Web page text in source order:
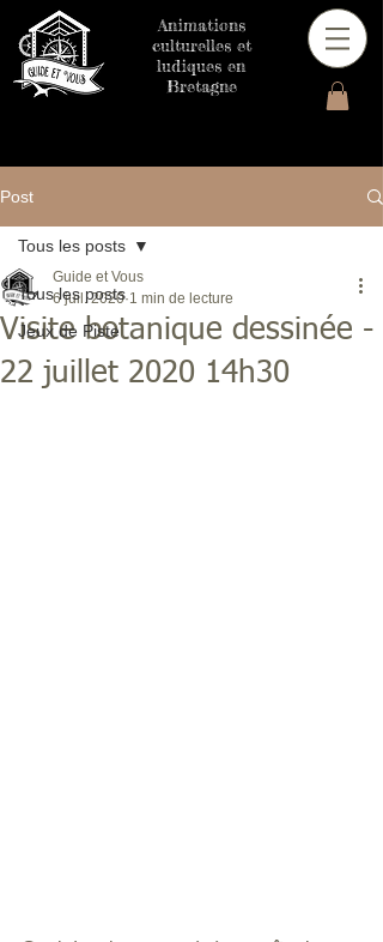
Animations
culturelles et
ludiques en
Bretagne
Post
Tous les posts
Jeux de Piste
Tous les posts
Visite botanique dessinée -
22 juillet 2020 14h30
Guide et Vous
6 juil. 2020 1 min de lecture